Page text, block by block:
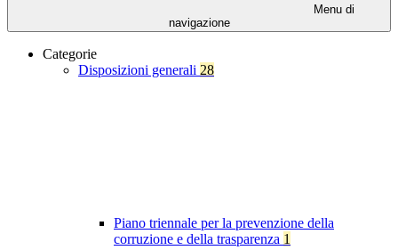
Menu di
navigazione
Categorie
Disposizioni generali 28
Piano triennale per la prevenzione della
corruzione e della trasparenza 1